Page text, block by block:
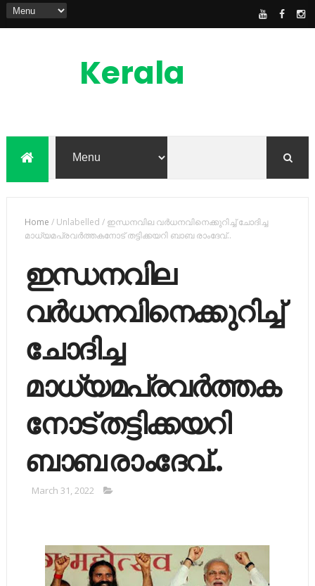
Kerala
Feed
Home /Unlabelled / ഇന്ധനവില വര്‍ധനവിനെക്കുറിച്ച്‌ ചോദിച്ച
മാധ്യമപ്രവര്‍ത്തകനോട് തട്ടിക്കയറി ബാബ രാംദേവ്..
ഇന്ധനവില
വര്‍ധനവിനെക്കുറിച്ച്‌
ചോദിച്ച
മാധ്യമപ്രവര്‍ത്തക
നോട് തട്ടിക്കയറി
ബാബ രാംദേവ്..
March 31, 2022